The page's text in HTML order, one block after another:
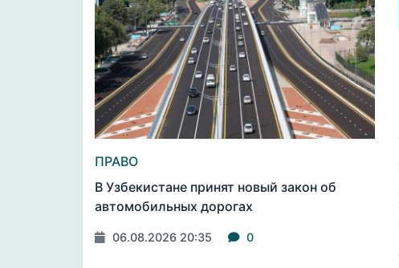
ПРАВО
В Узбекистане принят новый закон об
автомобильных дорогах
06.08.2026 20:35 0